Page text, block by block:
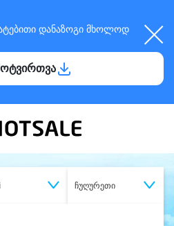
დანაზოგი მხოლოდ
ჩუღურეთი